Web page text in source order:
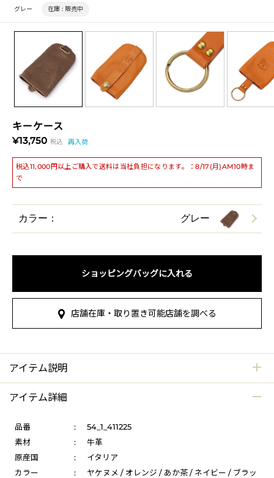
キーケース
¥13,750 税込 再入荷
税込11,000円以上ご購入で送料は当社負担になります。：8/17(月)AM10時ま
で
グレー 在庫 : 販売中
カラー： グレー
ショッピングバッグに入れる
店舗在庫・取り置き可能店舗を調べる
アイテム説明
アイテム詳細
品番 :
54_1_411225
素材
:
牛革
原産国
:
イタリア
カラー
:
ヤケヌメ / オレンジ / あか茶 / ネイビー / ブラッ